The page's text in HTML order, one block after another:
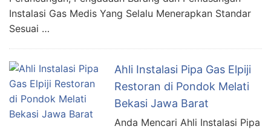
Instalasi Gas Medis Yang Selalu Menerapkan Standar
Sesuai …
Ahli Instalasi Pipa Gas Elpiji
Restoran di Pondok Melati
Bekasi Jawa Barat
Anda Mencari Ahli Instalasi Pipa